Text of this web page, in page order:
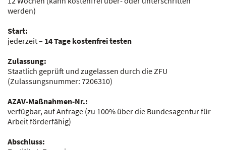
werden)
Start:
jederzeit – 14 Tage kostenfrei testen
Zulassung:
Staatlich geprüft und zugelassen durch die ZFU
(Zulassungsnummer: 7206310)
AZAV-Maßnahmen-Nr.:
verfügbar, auf Anfrage (zu 100% über die Bundesagentur für
Arbeit förderfähig)
Abschluss: